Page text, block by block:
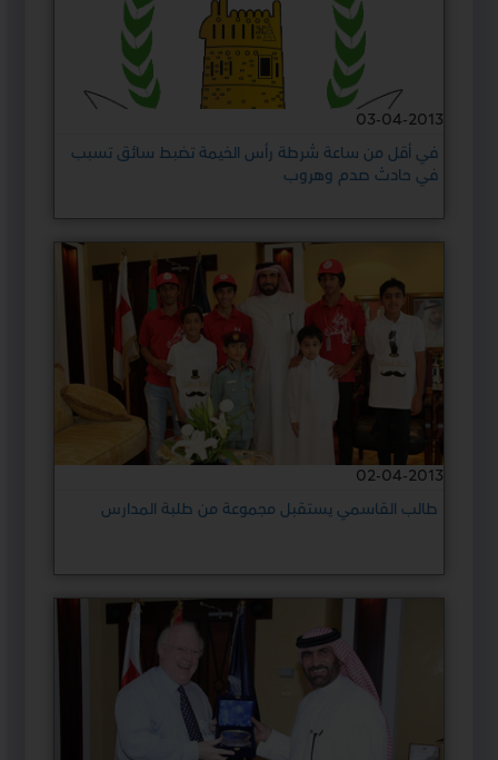
03-04-2013
في أقل من ساعة شرطة رأس الخيمة تضبط سائق تسبب
في حادث صدم وهروب
02-04-2013
طالب القاسمي يستقبل مجموعة من طلبة المدارس